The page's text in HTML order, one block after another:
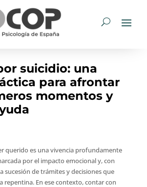
suicidio: una
para afrontar
momentos y
querido es una vivencia profundamente
por el impacto emocional y, con
sucesión de trámites y decisiones que
repentina. En ese contexto, contar con